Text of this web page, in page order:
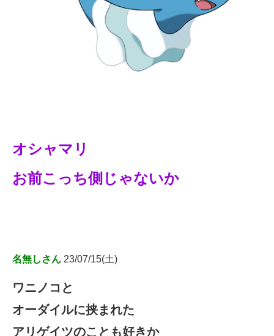
オシャマリ
お前こっち側じゃないか
名無しさん 23/07/15(土)
ワニノコと
オーダイルに挟まれた
アリゲイツのことも好きか